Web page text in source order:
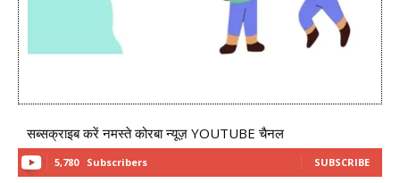
सब्सक्राइब करें नमस्ते कोरबा न्यूज़ YOUTUBE चैनल
5,780 Subscribers SUBSCRIBE